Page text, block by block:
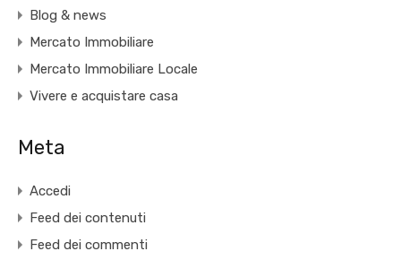
Blog & news
Mercato Immobiliare
Mercato Immobiliare Locale
Vivere e acquistare casa
Meta
Accedi
Feed dei contenuti
Feed dei commenti